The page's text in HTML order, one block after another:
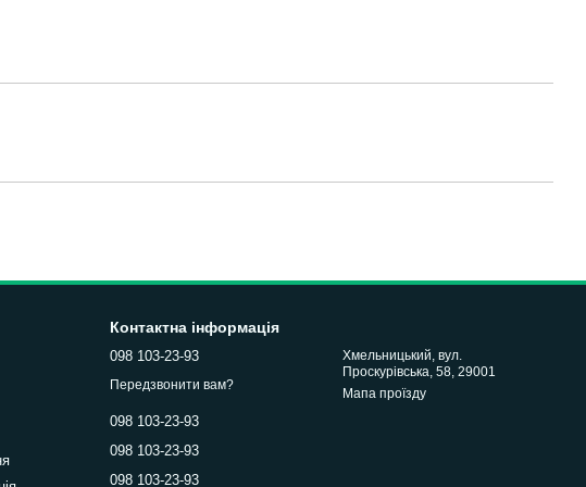
Контактна інформація
098 103-23-93
Передзвонити вам?
098 103-23-93
098 103-23-93
098 103-23-93
Хмельницький, вул.
Проскурівська, 58, 29001
Мапа проїзду